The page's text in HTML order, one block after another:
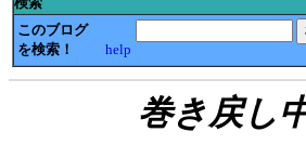
このブログ
を検索！
help
巻き戻し中